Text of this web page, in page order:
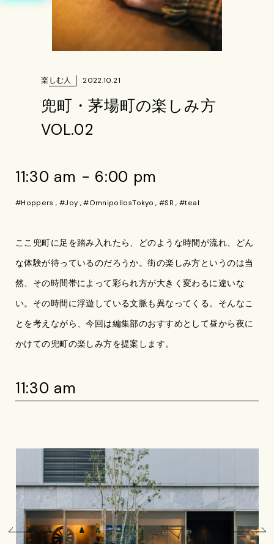
楽しむ人 2022.10.21
兜町・茅場町の楽しみ方
VOL.02
11:30 am - 6:00 pm
#Hoppers , #Joy ,#OmnipollosTokyo ,#SR ,#teal
ここ兜町に足を踏み入れたら、どのような時間が流れ、どん
な体験が待っているのだろうか。街の楽しみ方というのは当
然、その時間帯によって彩られ方が大きく変わるに違いな
い。その時間に浮遊している文脈も異なってくる。そんなこ
とを考えながら、今回は編集部のおすすめとして昼から夜に
かけての兜町の楽しみ方を提案します。
11:30 am